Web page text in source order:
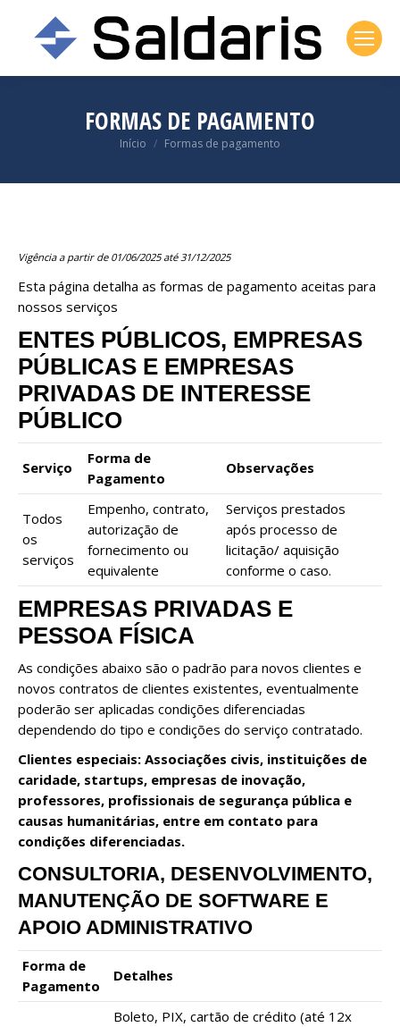
FORMAS DE PAGAMENTO
Você está aqui:
Início Formas de pagamento
Vigência a partir de 01/06/2025 até 31/12/2025
Esta página detalha as formas de pagamento aceitas para
nossos serviços
ENTES PÚBLICOS, EMPRESAS
PÚBLICAS E EMPRESAS
PRIVADAS DE INTERESSE
PÚBLICO
Serviço
Forma de
Pagamento
Observações
Todos
os
serviços
Empenho, contrato,
autorização de
fornecimento ou
equivalente
Serviços prestados
após processo de
licitação/ aquisição
conforme o caso.
EMPRESAS PRIVADAS E
PESSOA FÍSICA
As condições abaixo são o padrão para novos clientes e
novos contratos de clientes existentes, eventualmente
poderão ser aplicadas condições diferenciadas
dependendo do tipo e condições do serviço contratado.
Clientes especiais: Associações civis, instituições de
caridade, startups, empresas de inovação,
professores, profissionais de segurança pública e
causas humanitárias, entre em contato para
condições diferenciadas.
CONSULTORIA, DESENVOLVIMENTO,
MANUTENÇÃO DE SOFTWARE E
APOIO ADMINISTRATIVO
Forma de
Pagamento
Detalhes
Boleto, PIX, cartão de crédito (até 12x